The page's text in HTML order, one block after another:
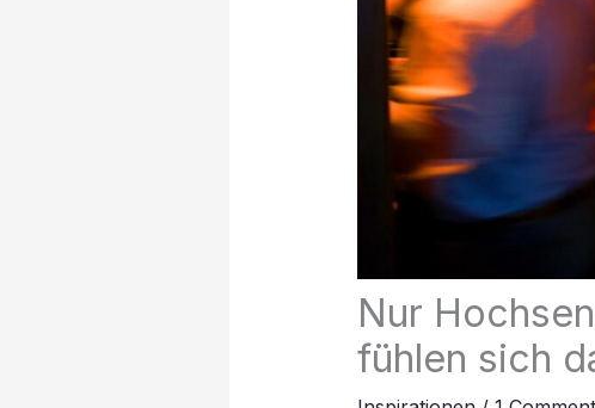
Nur
fühlen sich